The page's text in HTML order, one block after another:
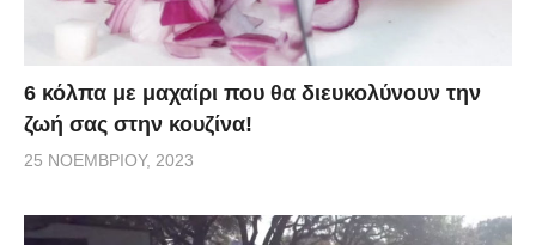
6 κόλπα με μαχαίρι που θα διευκολύνουν την
ζωή σας στην κουζίνα!
25 ΝΟΕΜΒΡΊΟΥ, 2023